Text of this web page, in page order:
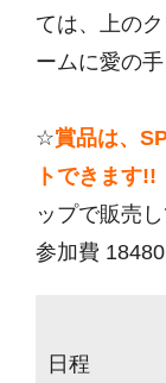
ては、上の
ームに愛の
☆賞品は、
トできます!!
ップで販売
参加費
日程